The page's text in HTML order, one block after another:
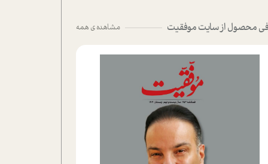
محصول از سایت موفقیت مشاهده ی همه